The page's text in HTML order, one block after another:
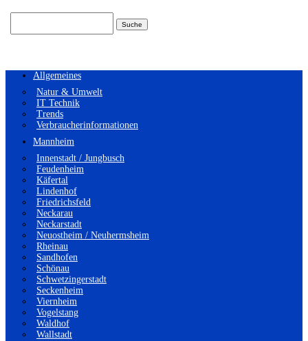
Allgemeines
Natur & Umwelt
IT Technik
Trends
Verbraucherinformationen
Mannheim
Innenstadt / Jungbusch
Feudenheim
Käfertal
Lindenhof
Friedrichsfeld
Neckarau
Neckarstadt
Neuostheim / Neuhermsheim
Rheinau
Sandhofen
Schönau
Schwetzingerstadt
Seckenheim
Viernheim
Vogelstang
Waldhof
Wallstadt